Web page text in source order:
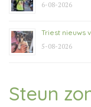
6-08-2026
Triest nieuws
5-08-2026
Steun